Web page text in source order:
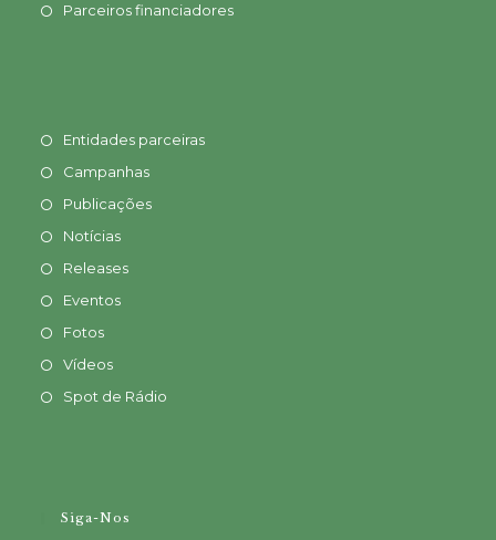
Parceiros financiadores
Entidades parceiras
Campanhas
Publicações
Notícias
Releases
Eventos
Fotos
Vídeos
Spot de Rádio
Siga-Nos